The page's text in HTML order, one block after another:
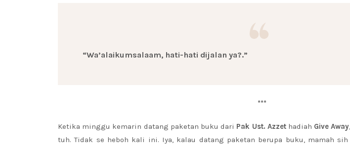
“Wa’alaikumsalaam, hati-hati dijalan ya?.”
***
Ketika minggu kemarin datang paketan buku dari Pak Ust. Azzethadiah Give Away
tuh. Tidak se heboh kali ini. Iya, kalau datang paketan berupa buku, mamah